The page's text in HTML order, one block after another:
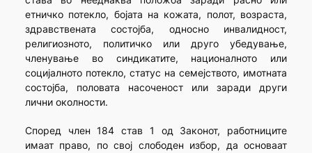
етничко потекло, бојата на кожата, полот, возраста,
здравствената состојба, односно инвалидност,
религиозното, политичко или друго убедување,
членување во синдикатите, националното или
социјалното потекло, статус на семејството, имотната
состојба, половата насоченост или заради други
лични околности.
Според член 184 став 1 од Законот, работниците
имаат право, по свој слободен избор, да основаат